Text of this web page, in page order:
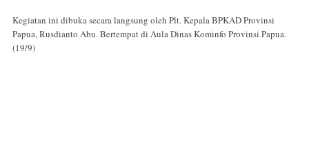
Kegiatan ini dibuka secara langsung oleh Plt. Kepala BPKAD Provinsi
Papua, Rusdianto Abu. Bertempat di Aula Dinas Kominfo Provinsi Papua.
(19/9)